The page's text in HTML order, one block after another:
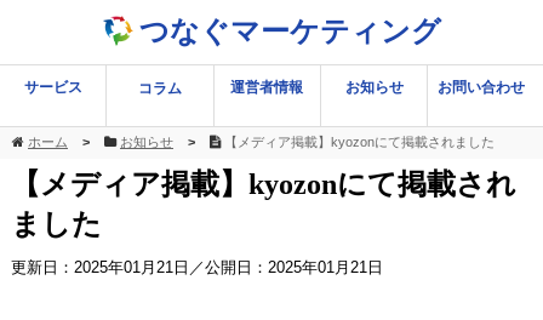
つなぐマーケティング
サービス コラム 運営者情報 お知らせ お問い合わせ
ホーム お知らせ 【メディア掲載】kyozonにて掲載されました
【メディア掲載】kyozonにて掲載され
ました
更新日： 2025年01月21日 ／公開日：2025年01月21日